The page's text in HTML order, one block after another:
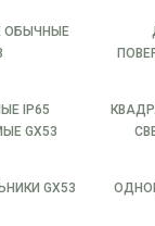
ОБЫЧНЫЕ
IP65
GX53
GX53